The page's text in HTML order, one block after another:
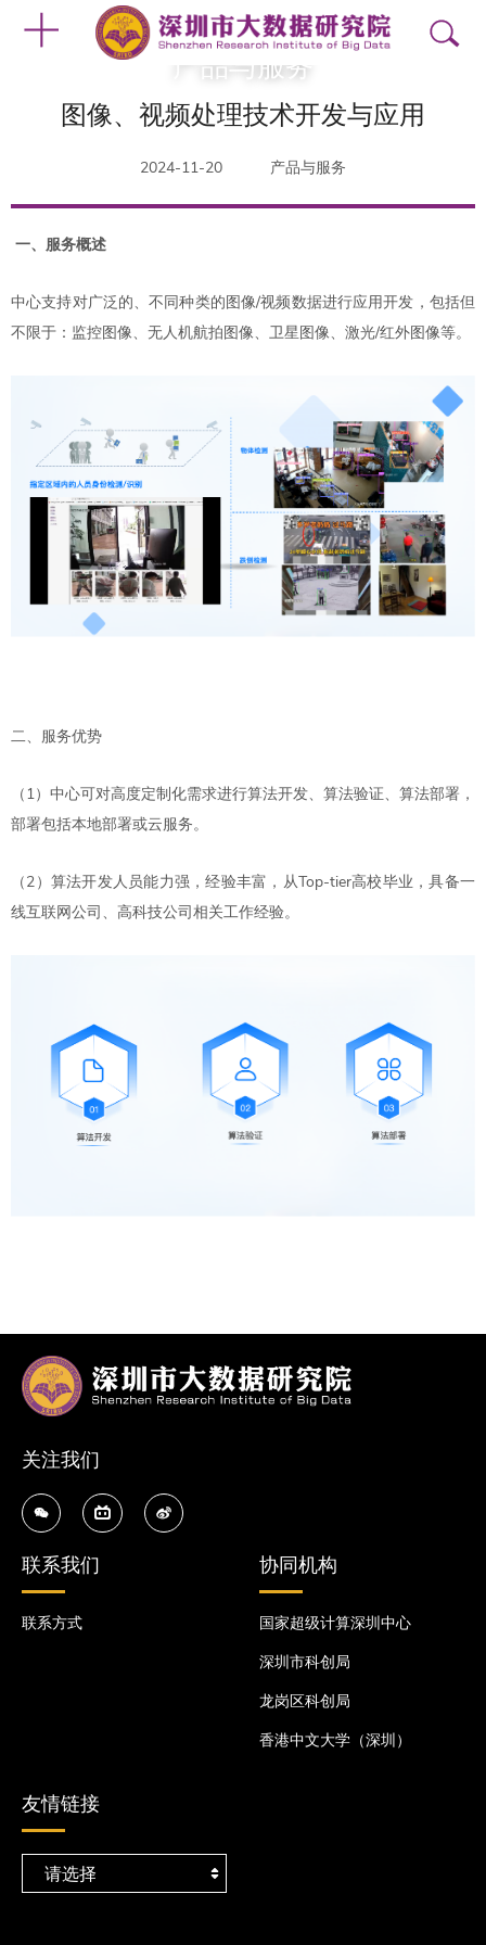
产品与服务
图像、视频处理技术开发与应用
2024-11-20 产品与服务
一、服务概述
中心支持对广泛的、不同种类的图像/视频数据进行应用开发，包括但
不限于：监控图像、无人机航拍图像、卫星图像、激光/红外图像等。
二、服务优势
（1）中心可对高度定制化需求进行算法开发、算法验证、算法部署，
部署包括本地部署或云服务。
（2）算法开发人员能力强，经验丰富，从Top-tier高校毕业，具备一
线互联网公司、高科技公司相关工作经验。
关注我们
联系我们
联系方式
协同机构
国家超级计算深圳中心
深圳市科创局
龙岗区科创局
香港中文大学（深圳）
友情链接